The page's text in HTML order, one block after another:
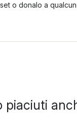
o donalo a
piaciuti